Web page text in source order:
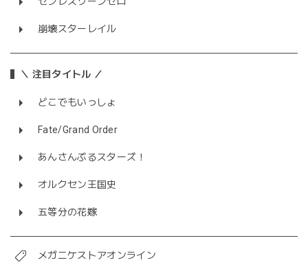
崩壊スターレイル
＼ 注目タイトル ／
どこでもいっしょ
Fate/Grand Order
あんさんぶるスターズ！
オルクセン王国史
五等分の花嫁
メガニケストアオンライン